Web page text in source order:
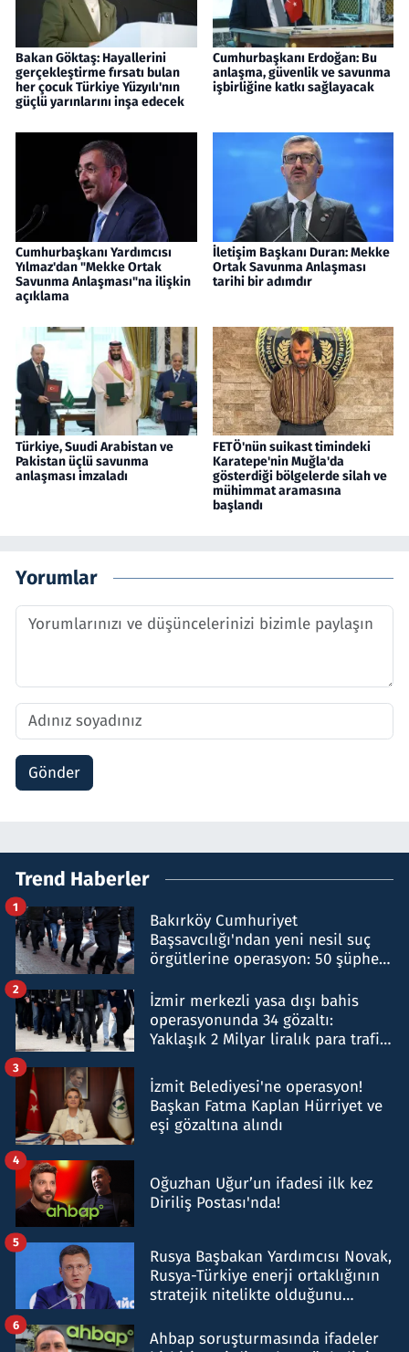
Bakan Göktaş: Hayallerini
gerçekleştirme fırsatı bulan
her çocuk Türkiye Yüzyılı'nın
güçlü yarınlarını inşa edecek
Cumhurbaşkanı Erdoğan: Bu
anlaşma, güvenlik ve savunma
işbirliğine katkı sağlayacak
Cumhurbaşkanı Yardımcısı
Yılmaz'dan "Mekke Ortak
Savunma Anlaşması"na ilişkin
açıklama
İletişim Başkanı Duran: Mekke
Ortak Savunma Anlaşması
tarihi bir adımdır
Türkiye, Suudi Arabistan ve
Pakistan üçlü savunma
anlaşması imzaladı
FETÖ'nün suikast timindeki
Karatepe'nin Muğla'da
gösterdiği bölgelerde silah ve
mühimmat aramasına
başlandı
Yorumlar
Gönder
Trend Haberler
Bakırköy Cumhuriyet
Başsavcılığı'ndan yeni nesil suç
örgütlerine operasyon: 50 şüpheli
1
İzmir merkezli yasa dışı bahis
operasyonunda 34 gözaltı:
Yaklaşık 2 Milyar liralık para trafiği
2
İzmit Belediyesi'ne operasyon!
Başkan Fatma Kaplan Hürriyet ve
eşi gözaltına alındı
3
Oğuzhan Uğur’un ifadesi ilk kez
Diriliş Postası'nda!
4
Rusya Başbakan Yardımcısı Novak,
Rusya-Türkiye enerji ortaklığının
stratejik nitelikte olduğunu
5
Ahbap soruşturmasında ifadeler
6